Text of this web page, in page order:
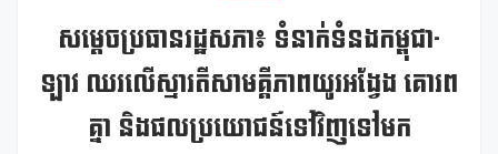
សម្តេចប្រធានរដ្ឋសភា៖ ទំនាក់ទំនងកម្ពុជា-
ឡាវ ឈរលើស្មារតីសាមគ្គីភាពយូរអង្វែង គោរព
គ្នា និងផលប្រយោជន៍ទៅវិញទៅមក